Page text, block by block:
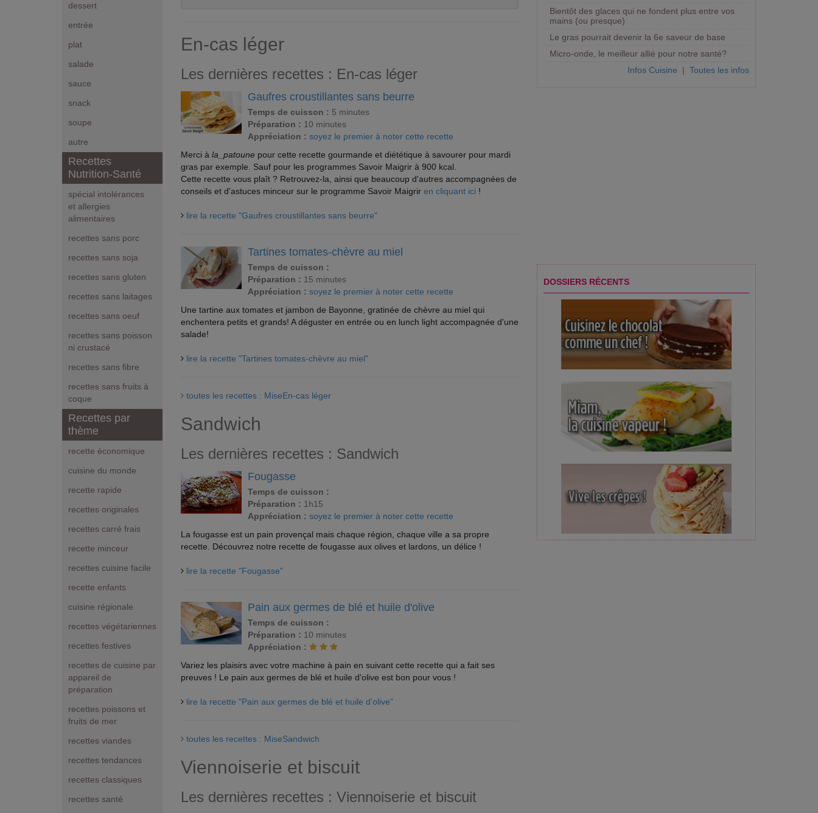
dessert
entrée
plat
salade
sauce
snack
soupe
autre
Recettes
Nutrition-Santé
spécial intolérances
et allergies
alimentaires
recettes sans porc
recettes sans soja
recettes sans gluten
recettes sans laitages
recettes sans oeuf
recettes sans poisson
ni crustacé
recettes sans fibre
recettes sans fruits à
coque
Recettes par
thème
recette économique
cuisine du monde
recette rapide
recettes originales
recettes carré frais
recette minceur
recettes cuisine facile
recette enfants
cuisine régionale
recettes végétariennes
recettes festives
recettes de cuisine par
appareil de
préparation
recettes poissons et
fruits de mer
recettes viandes
recettes tendances
recettes classiques
recettes santé
En-cas léger
Les dernières recettes : En-cas léger
Gaufres croustillantes sans beurre
Temps de cuisson : 5 minutes
Préparation : 10 minutes
Appréciation : soyez le premier à noter cette recette
Merci à la_patoune pour cette recette gourmande et diététique à savourer pour mardi
gras par exemple. Sauf pour les programmes Savoir Maigrir à 900 kcal.
Cette recette vous plaît ? Retrouvez-la, ainsi que beaucoup d'autres accompagnées de
conseils et d'astuces minceur sur le programme Savoir Maigrir en cliquant ici !
lire la recette "Gaufres croustillantes sans beurre"
Tartines tomates-chèvre au miel
Temps de cuisson :
Préparation : 15 minutes
Appréciation : soyez le premier à noter cette recette
Une tartine aux tomates et jambon de Bayonne, gratinée de chèvre au miel qui
enchentera petits et grands! A déguster en entrée ou en lunch light accompagnée d'une
salade!
lire la recette "Tartines tomates-chèvre au miel"
toutes les recettes : MiseEn-cas léger
Sandwich
Les dernières recettes : Sandwich
Fougasse
Temps de cuisson :
Préparation : 1h15
Appréciation : soyez le premier à noter cette recette
La fougasse est un pain provençal mais chaque région, chaque ville a sa propre
recette. Découvrez notre recette de fougasse aux olives et lardons, un délice !
lire la recette "Fougasse"
Pain aux germes de blé et huile d'olive
Temps de cuisson :
Préparation : 10 minutes
Appréciation :
Variez les plaisirs avec votre machine à pain en suivant cette recette qui a fait ses
preuves ! Le pain aux germes de blé et huile d'olive est bon pour vous !
lire la recette "Pain aux germes de blé et huile d'olive"
toutes les recettes : MiseSandwich
Viennoiserie et biscuit
Les dernières recettes : Viennoiserie et biscuit
Bientôt des glaces qui ne fondent plus entre vos
mains (ou presque)
Le gras pourrait devenir la 6e saveur de base
Micro-onde, le meilleur allié pour notre santé?
Infos Cuisine | Toutes les infos
DOSSIERS RÉCENTS